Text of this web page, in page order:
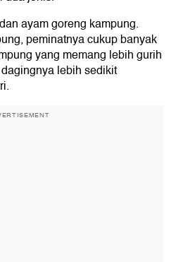
ayam goreng kampung.
peminatnya cukup banyak
yang memang lebih gurih
lebih sedikit